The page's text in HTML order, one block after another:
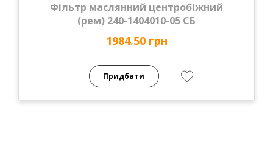
Фільтр маслянний центробіжний
(рем) 240-1404010-05 СБ
1984.50 грн
Придбати